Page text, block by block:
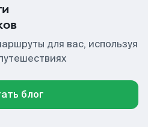
для вас, используя
блог